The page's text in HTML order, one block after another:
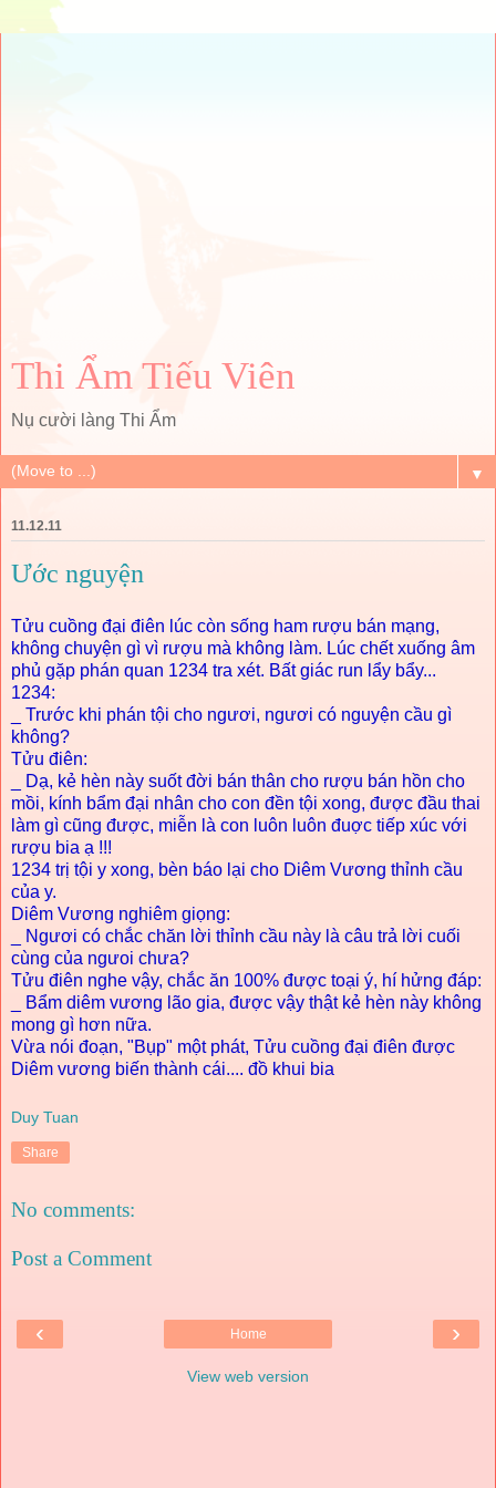
Thi Ẩm Tiếu Viên
Nụ cười làng Thi Ẩm
▼
11.12.11
Ước nguyện
Tửu cuồng đại điên lúc còn sống ham rượu bán mạng,
không chuyện gì vì rượu mà không làm. Lúc chết xuống âm
phủ gặp phán quan 1234 tra xét. Bất giác run lẩy bẩy...
1234:
_ Trước khi phán tội cho ngươi, ngươi có nguyện cầu gì
không?
Tửu điên:
_ Dạ, kẻ hèn này suốt đời bán thân cho rượu bán hồn cho
mồi, kính bẩm đại nhân cho con đền tội xong, được đầu thai
làm gì cũng được, miễn là con luôn luôn đuợc tiếp xúc với
rượu bia ạ !!!
1234 trị tội y xong, bèn báo lại cho Diêm Vương thỉnh cầu
của y.
Diêm Vương nghiêm giọng:
_ Ngươi có chắc chăn lời thỉnh cầu này là câu trả lời cuối
cùng của ngưoi chưa?
Tửu điên nghe vậy, chắc ăn 100% được toại ý, hí hửng đáp:
_ Bẩm diêm vương lão gia, được vậy thật kẻ hèn này không
mong gì hơn nữa.
Vừa nói đoạn, "Bụp" một phát, Tửu cuồng đại điên được
Diêm vương biến thành cái.... đồ khui bia
Duy Tuan
Share
No comments:
Post a Comment
‹ ›
Home
View web version